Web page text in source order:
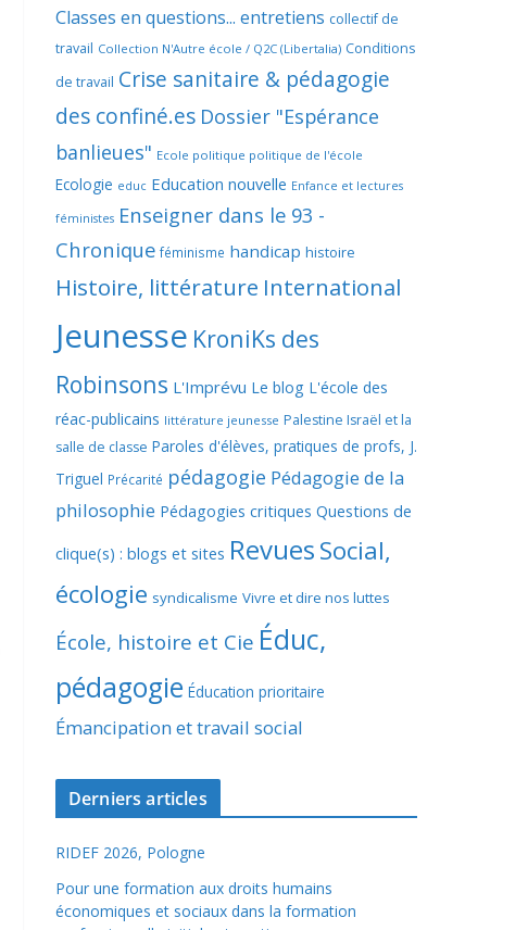
Classes en questions... entretiens collectif de
travail Collection N'Autre école / Q2C (Libertalia) Conditions
de travail Crise sanitaire & pédagogie
des confiné.es Dossier "Espérance
banlieues" Ecole politique politique de l'école
Ecologie educ Education nouvelle Enfance et lectures
féministes Enseigner dans le 93 -
Chronique féminisme handicap histoire
Histoire, littérature International
Jeunesse KroniKs des
Robinsons L'Imprévu Le blog L'école des
réac-publicains littérature jeunesse Palestine Israël et la
salle de classe Paroles d'élèves, pratiques de profs, J.
Triguel Précarité pédagogie Pédagogie de la
philosophie Pédagogies critiques Questions de
clique(s) : blogs et sites RevuesSocial,
écologie syndicalisme Vivre et dire nos luttes
École, histoire et Cie Éduc,
pédagogie Éducation prioritaire
Émancipation et travail social
Derniers articles
RIDEF 2026, Pologne
Pour une formation aux droits humains
économiques et sociaux dans la formation